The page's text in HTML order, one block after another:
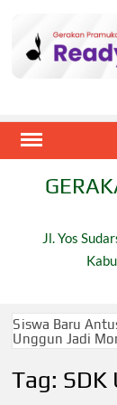
content
Jl. Yos
Siswa Baru
Unggun Jadi
Berjalan 2
Tag: SDK